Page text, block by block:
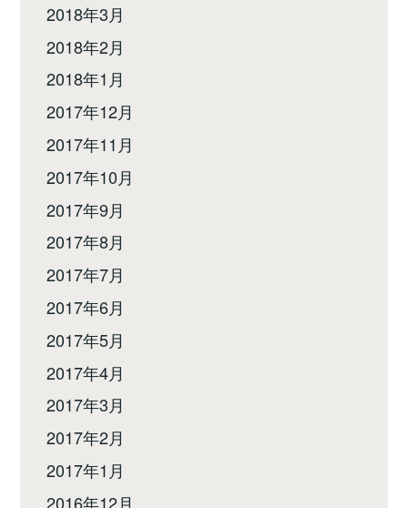
2018年3月
2018年2月
2018年1月
2017年12月
2017年11月
2017年10月
2017年9月
2017年8月
2017年7月
2017年6月
2017年5月
2017年4月
2017年3月
2017年2月
2017年1月
2016年12月